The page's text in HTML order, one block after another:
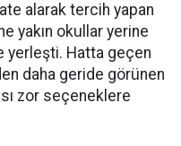
alarak tercih yapan
yakın okullar yerine
yerleşti. Hatta geçen
daha geride görünen
zor seçeneklere